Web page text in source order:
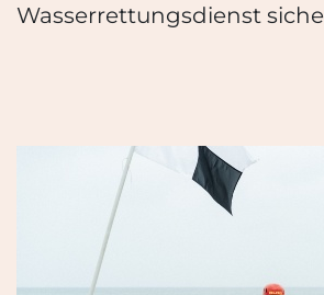
Wasserrettungsdienst